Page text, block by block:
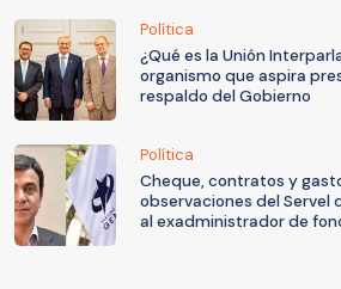
Política
¿Qué es la Unión
organismo que aspira
respaldo del Gobierno
Política
Cheque, contratos y
observaciones del Servel
al exadministrador de